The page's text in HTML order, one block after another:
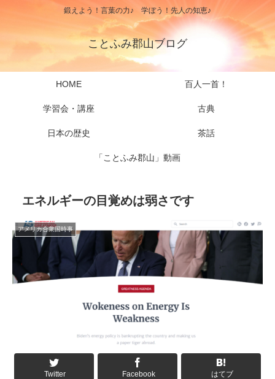
鍛えよう！言葉の力♪ 学ぼう！先人の知恵♪
ことふみ郡山ブログ
HOME 百人一首！
学習会・講座 古典
日本の歴史 茶話
「ことふみ郡山」動画
エネルギーの目覚めは弱さです
アメリカ合衆国時事
Twitter Facebook はてブ